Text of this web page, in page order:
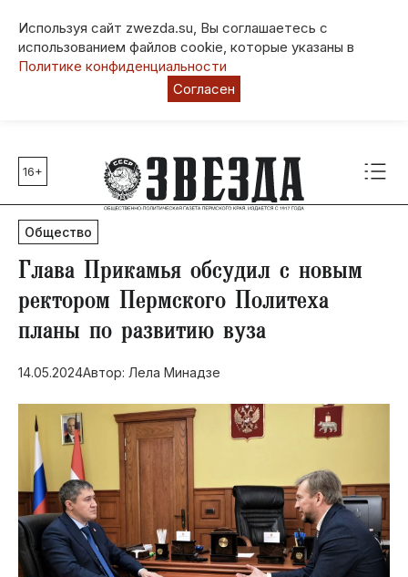
Используя сайт zwezda.su, Вы соглашаетесь с
использованием файлов cookie, которые указаны в
Политике конфиденциальности
Согласен
Главные темы
80 лет Победы
Молодежная столица РФ
СВО
Выборы в Пермском крае
Социальная поддержка
Инфраструктура
Благоустройство
16+
Общество
Глава Прикамья обсудил с новым
ректором Пермского Политеха
планы по развитию вуза
14.05.2024Автор: Лела Минадзе